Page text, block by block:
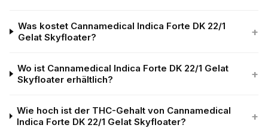
Was kostet Cannamedical Indica Forte DK 22/1
Gelat Skyfloater?
+
Wo ist Cannamedical Indica Forte DK 22/1 Gelat
Skyfloater erhältlich?
+
Wie hoch ist der THC-Gehalt von Cannamedical
Indica Forte DK 22/1 Gelat Skyfloater?
+